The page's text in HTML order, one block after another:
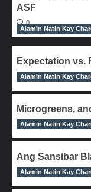
ASF
0
Alamin Natin Kay
Expectation vs.
0
Alamin Natin Kay
Microgreens,
0
Alamin Natin Kay
Ang Sansibar
0
Alamin Natin Kay